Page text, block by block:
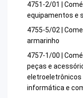
4751-2/01 |
equipamentos e
4755-5/02 |
armarinho
4757-1/00 |
peças e
eletroeletrônicos
informática e